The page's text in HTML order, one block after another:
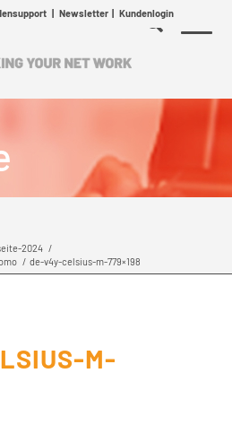
| Newsletter| Kundenlogin
2024 /
/ de-v4y-celsius-m-779×198
M-